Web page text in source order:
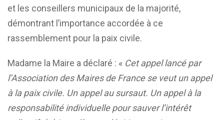
et les conseillers municipaux de la majorité,
démontrant l’importance accordée à ce
rassemblement pour la paix civile.
Madame la Maire a déclaré : « Cet appel lancé par
l’Association des Maires de France se veut un appel
à la paix civile. Un appel au sursaut. Un appel à la
responsabilité individuelle pour sauver l’intérêt